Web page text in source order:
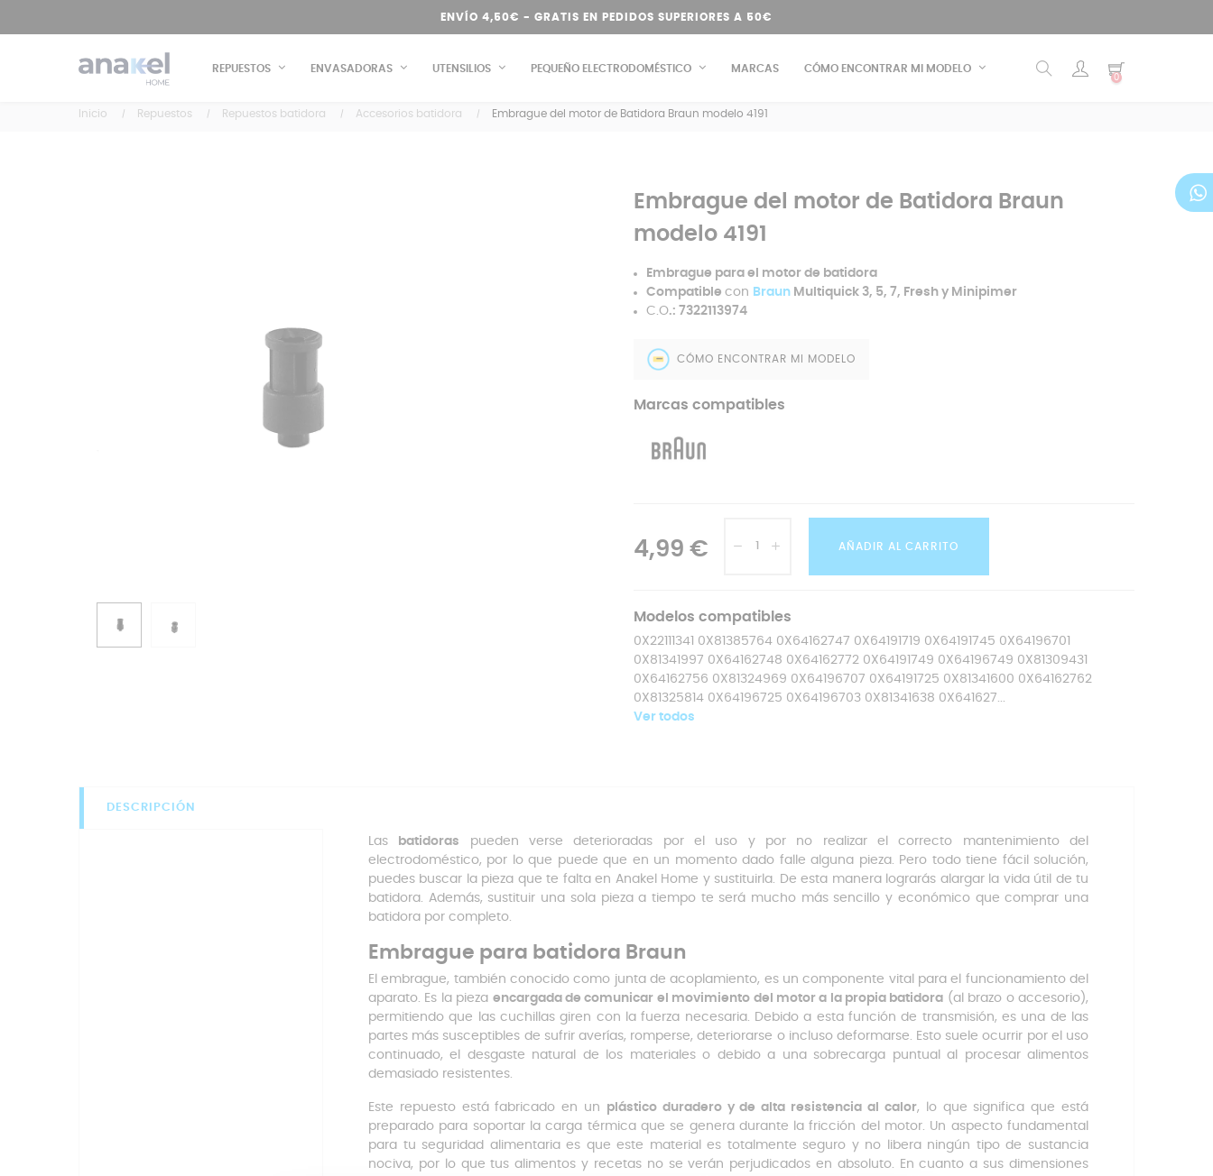
ENVÍO 4,50€ - GRATIS EN PEDIDOS SUPERIORES A 50€
REPUESTOS ENVASADORAS UTENSILIOS PEQUEÑO ELECTRODOMÉSTICO MARCAS CÓMO ENCONTRAR MI MODELO
0
Inicio Repuestos Repuestos batidora Accesorios batidora Embrague del motor de Batidora Braun modelo 4191
Embrague del motor de Batidora Braun
modelo 4191
Embrague para el motor de batidora
Compatible con BraunMultiquick 3, 5, 7, Fresh y Minipimer
C.O.: 7322113974
CÓMO ENCONTRAR MI MODELO
Marcas compatibles
4,99 € AÑADIR AL CARRITO
Modelos compatibles
0X22111341 0X81385764 0X64162747 0X64191719 0X64191745 0X64196701
0X81341997 0X64162748 0X64162772 0X64191749 0X64196749 0X81309431
0X64162756 0X81324969 0X64196707 0X64191725 0X81341600 0X64162762
0X81325814 0X64196725 0X64196703 0X81341638 0X641627...
Ver todos
DESCRIPCIÓN
Las batidoras pueden verse deterioradas por el uso y por no realizar el correcto mantenimiento del
electrodoméstico, por lo que puede que en un momento dado falle alguna pieza. Pero todo tiene fácil solución,
puedes buscar la pieza que te falta en Anakel Home y sustituirla. De esta manera lograrás alargar la vida útil de tu
batidora. Además, sustituir una sola pieza a tiempo te será mucho más sencillo y económico que comprar una
batidora por completo.
Embrague para batidora Braun
El embrague, también conocido como junta de acoplamiento, es un componente vital para el funcionamiento del
aparato. Es la pieza encargada de comunicar el movimiento del motor a la propia batidora (al brazo o accesorio),
permitiendo que las cuchillas giren con la fuerza necesaria. Debido a esta función de transmisión, es una de las
partes más susceptibles de sufrir averías, romperse, deteriorarse o incluso deformarse. Esto suele ocurrir por el uso
continuado, el desgaste natural de los materiales o debido a una sobrecarga puntual al procesar alimentos
demasiado resistentes.
Este repuesto está fabricado en un plástico duradero y de alta resistencia al calor, lo que significa que está
preparado para soportar la carga térmica que se genera durante la fricción del motor. Un aspecto fundamental
para tu seguridad alimentaria es que este material es totalmente seguro y no libera ningún tipo de sustancia
nociva, por lo que tus alimentos y recetas no se verán perjudicados en absoluto. En cuanto a sus dimensiones